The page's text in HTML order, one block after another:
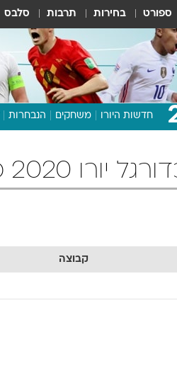
ספורט בחירות תרבות סלבס
חדשות היורו משחקים הנבחרות
כרטיסים אדומים
קבוצה